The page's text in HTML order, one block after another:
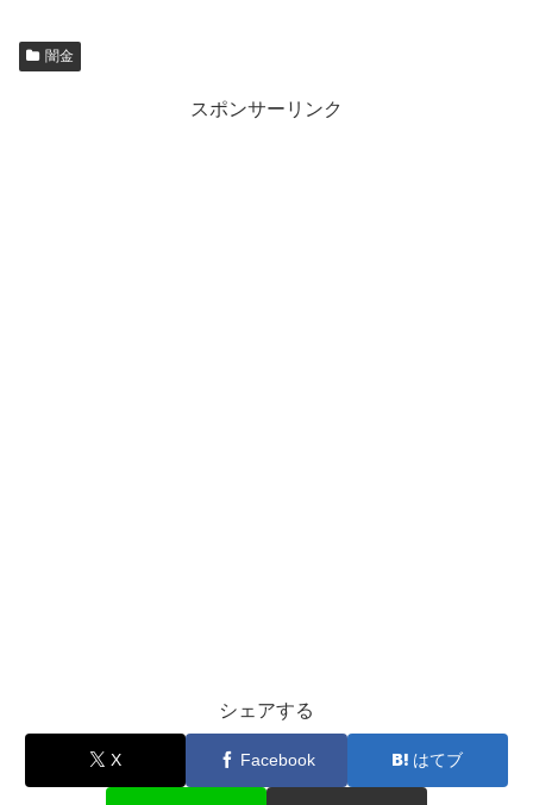
闇金
スポンサーリンク
シェアする
X Facebook はてブ